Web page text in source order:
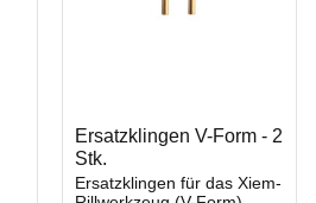
Ersatzklingen V-Form - 2
Stk.
Ersatzklingen für das Xiem-